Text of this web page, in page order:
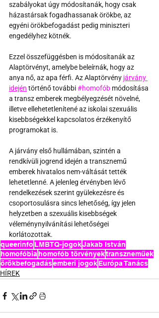
szabályokat úgy módosítanák, hogy csak
házastársak fogadhassanak örökbe, az
egyéni örökbefogadást pedig miniszteri
engedélyhez kötnék.
Ezzel összefüggésben is módosítanák az
Alaptörvényt, amelybe beleírnák, hogy az
anya nő, az apa férfi. Az Alaptörvény járvány
idején történő további #homofób módosítása
a transz emberek megbélyegzését növelné,
illetve ellehetetlenítené az iskolai szexuális
kisebbségekkel kapcsolatos érzékenyítő
programokat is.
A járvány első hullámában, szintén a
rendkívüli jogrend idején a transznemű
emberek hivatalos nem-váltását tették
lehetetlenné. A jelenleg érvényben lévő
rendelkezések szerint gyülekezésre és
csoportosulásra sincs lehetőség, így jelen
helyzetben a szexuális kisebbségek
véleménynyilvánítási lehetőségei
korlátozottak.
queerinfo LMBTQ-jogokJakab István
homofóbiahomofób törvényektranszneműek
örökbefogadásemberi jogokEurópa Tanács
HÍREK